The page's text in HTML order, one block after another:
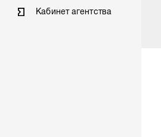
Кабинет агентства